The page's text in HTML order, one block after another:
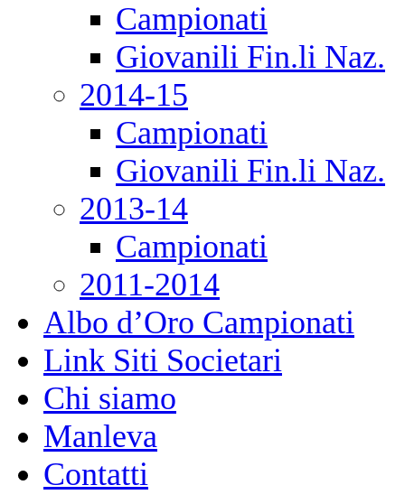
Campionati
Giovanili Fin.li Naz.
2014-15
Campionati
Giovanili Fin.li Naz.
2013-14
Campionati
2011-2014
Albo d’Oro Campionati
Link Siti Societari
Chi siamo
Manleva
Contatti